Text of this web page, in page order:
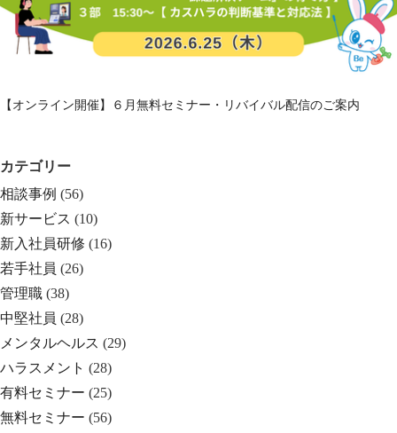
【オンライン開催】６月無料セミナー・リバイバル配信のご案内
カテゴリー
相談事例 (56)
新サービス (10)
新入社員研修 (16)
若手社員 (26)
管理職 (38)
中堅社員 (28)
メンタルヘルス (29)
ハラスメント (28)
有料セミナー (25)
無料セミナー (56)